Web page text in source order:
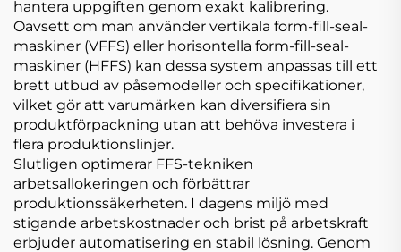
hantera uppgiften genom exakt kalibrering.
Oavsett om man använder vertikala form-fill-seal-
maskiner (VFFS) eller horisontella form-fill-seal-
maskiner (HFFS) kan dessa system anpassas till ett
brett utbud av påsemodeller och specifikationer,
vilket gör att varumärken kan diversifiera sin
produktförpackning utan att behöva investera i
flera produktionslinjer.
Slutligen optimerar FFS-tekniken
arbetsallokeringen och förbättrar
produktionssäkerheten. I dagens miljö med
stigande arbetskostnader och brist på arbetskraft
erbjuder automatisering en stabil lösning. Genom